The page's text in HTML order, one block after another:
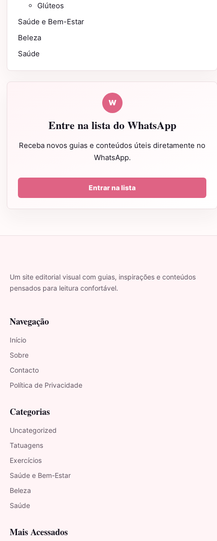
Glúteos
Saúde e Bem-Estar
Beleza
Saúde
W
Entre na lista do WhatsApp
Receba novos guias e conteúdos úteis diretamente no
WhatsApp.
Entrar na lista
Um site editorial visual com guias, inspirações e conteúdos
pensados para leitura confortável.
Navegação
Início
Sobre
Contacto
Política de Privacidade
Categorias
Uncategorized
Tatuagens
Exercícios
Saúde e Bem-Estar
Beleza
Saúde
Mais Acessados